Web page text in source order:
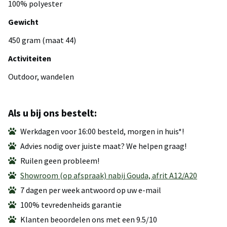
100% polyester
Gewicht
450 gram (maat 44)
Activiteiten
Outdoor, wandelen
Als u bij ons bestelt:
Werkdagen voor 16:00 besteld, morgen in huis*!
Advies nodig over juiste maat? We helpen graag!
Ruilen geen probleem!
Showroom (op afspraak) nabij Gouda, afrit A12/A20
7 dagen per week antwoord op uw e-mail
100% tevredenheids garantie
Klanten beoordelen ons met een 9.5/10